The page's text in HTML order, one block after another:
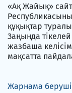
«Ақ Жайық»
құқықтар
Заңында
жазбаша
мақсатта
Жарнама